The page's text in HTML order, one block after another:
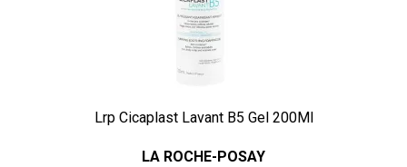
Lrp Cicaplast Lavant B5 Gel 200Ml
LA ROCHE-POSAY